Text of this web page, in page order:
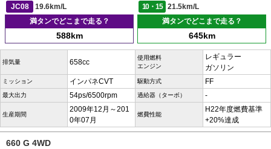
JC08
19.6km/L 10・15
21.5km/L
満タンでどこまで走る？
588km
満タンでどこまで走る？
645km
排気量 658cc
使用燃料
エンジン
レギュラー
ガソリン
ミッション インパネCVT 駆動方式 FF
最大出力 54ps/6500rpm 過給器（ターボ） -
生産期間
2009年12月～201
0年07月
燃費性能
H22年度燃費基準
+20%達成
660 G 4WD